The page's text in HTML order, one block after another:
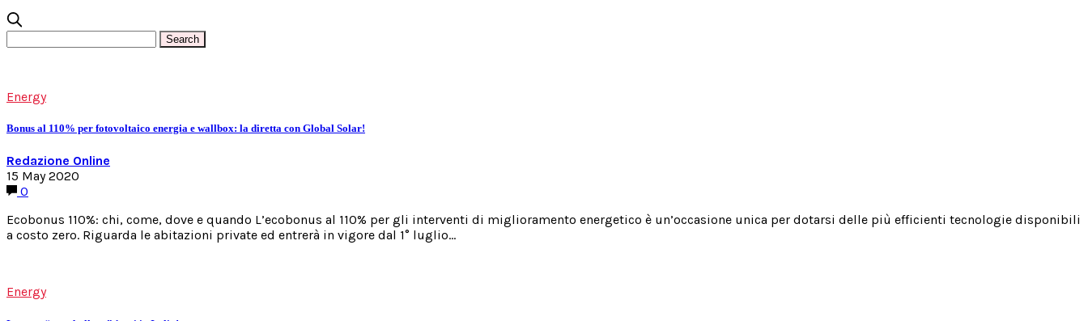
Energy
Bonus al 110% per fotovoltaico energia e wallbox: la diretta con Global Solar!
Redazione Online
15 May 2020
0
Ecobonus 110%: chi, come, dove e quando L’ecobonus al 110% per gli interventi di miglioramento energetico è un’occasione unica per dotarsi delle più efficienti tecnologie disponibili
a costo zero. Riguarda le abitazioni private ed entrerà in vigore dal 1° luglio…
Energy